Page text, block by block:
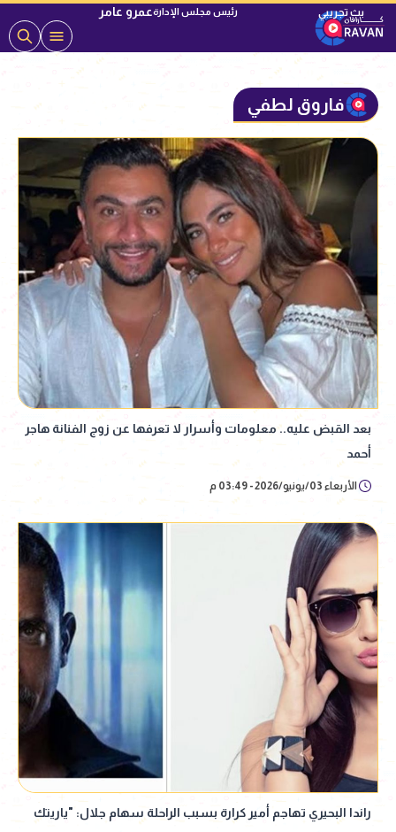
رئيس مجلس الإدارةعمرو عامر
فاروق لطفي
بعد القبض عليه.. معلومات وأسرار لا تعرفها عن زوج الفنانة هاجر
أحمد
الأربعاء 03/يونيو/2026 - 03:49 م
راندا البحيري تهاجم أمير كرارة بسبب الراحلة سهام جلال: "ياريتك